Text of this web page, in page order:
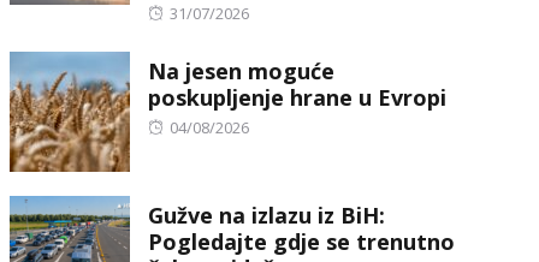
Posted
31/07/2026
Na jesen moguće
poskupljenje hrane u Evropi
Posted
04/08/2026
Gužve na izlazu iz BiH:
Pogledajte gdje se trenutno